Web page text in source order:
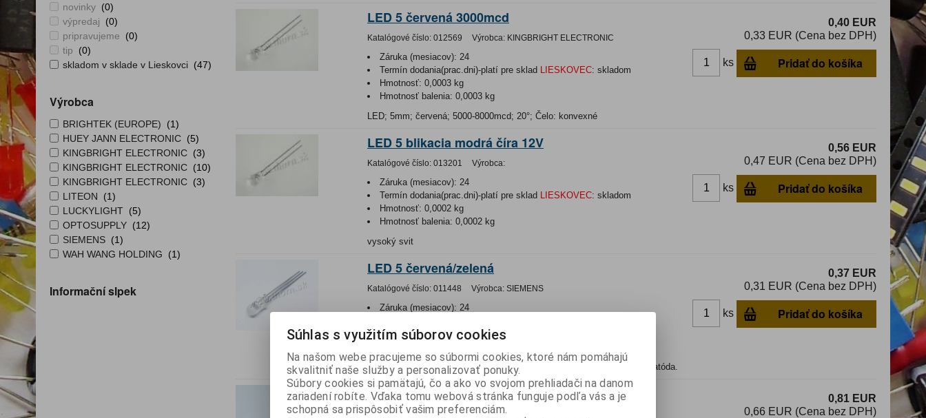
novinky (0)
výpredaj
(0)
pripravujeme
(0)
tip
(0)
skladom v sklade v Lieskovci (47)
Výrobca
BRIGHTEK (EUROPE)
(1)
HUEY JANN ELECTRONIC (5)
KINGBRIGHT ELECTRONIC (3)
KINGBRIGHT ELECTRONIC (10)
KINGBRIGHT ELECTRONIC (3)
LITEON
(1)
LUCKYLIGHT (5)
OPTOSUPPLY (12)
SIEMENS (1)
WAH WANG HOLDING
(1)
Informační slpek
LED 5 červená 3000mcd
Katalógové číslo: 012569 Výrobca: KINGBRIGHT ELECTRONIC
Záruka (mesiacov): 24
Termín dodania(prac.dni)-platí pre sklad LIESKOVEC: skladom
Hmotnosť: 0,0003 kg
Hmotnosť balenia: 0,0003 kg
LED; 5mm; červená; 5000-8000mcd; 20°; Čelo: konvexné
0,40 EUR
0,33 EUR (Cena bez DPH)
ks Pridať do košíka
LED 5 blikacia modrá číra 12V
Katalógové číslo: 013201 Výrobca:
Záruka (mesiacov): 24
Termín dodania(prac.dni)-platí pre sklad LIESKOVEC: skladom
Hmotnosť: 0,0002 kg
Hmotnosť balenia: 0,0002 kg
vysoký svit
0,56 EUR
0,47 EUR (Cena bez DPH)
ks Pridať do košíka
LED 5 červená/zelená
Katalógové číslo: 011448 Výrobca: SIEMENS
Záruka (mesiacov): 24
Hmotnosť:0,0003 kg
Dvojfarebná trojvývodová 5mm difúzna červená/zelená 3pin Spoločná katóda.
0,37 EUR
0,31 EUR (Cena bez DPH)
ks Pridať do košíka
L-483 GDT
Katalógové číslo: 013866 Výrobca:KINGBRIGHT ELECTRONIC
0,81 EUR
0,66 EUR (Cena bez DPH)
Súhlas s využitím súborov cookies
Na našom webe pracujeme so súbormi cookies, ktoré nám pomáhajú
skvalitniť naše služby a personalizovať ponuky.
Súbory cookies si pamätajú, čo a ako vo svojom prehliadači na danom
zariadení robíte. Vďaka tomu webová stránka funguje podľa vás a je
schopná sa prispôsobiť vašim preferenciám.